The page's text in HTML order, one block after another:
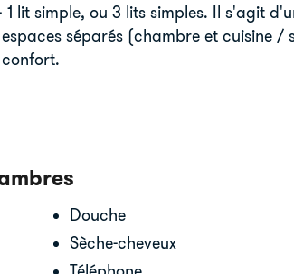
lit simple, ou 3 lits simples. Il s'agit
séparés (chambre et cuisine /
Douche
Sèche-cheveux